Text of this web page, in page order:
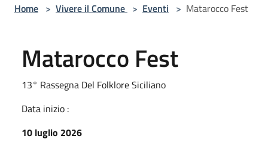
Home > Vivere il Comune > Eventi > Matarocco Fest
Matarocco Fest
13° Rassegna Del Folklore Siciliano
Data inizio :
10 luglio 2026